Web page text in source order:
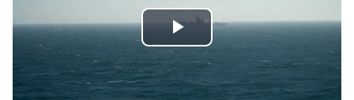
Play
Video